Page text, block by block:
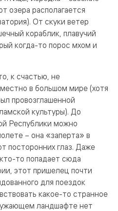
озера располагается
От скуки ветер
кораблик, плавучий
когда-то порос мхом и
к счастью, не
в большом мире (хотя
провозглашенной
культуры). До
Республики можно
– она «заперта» в
посторонних глаз. Даже
то попадает сюда
этот пришелец почти
для поездок
какое-то странное
ландшафте нет